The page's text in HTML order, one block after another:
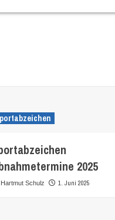
2025
Hartmut Schulz 1. Juni 2025